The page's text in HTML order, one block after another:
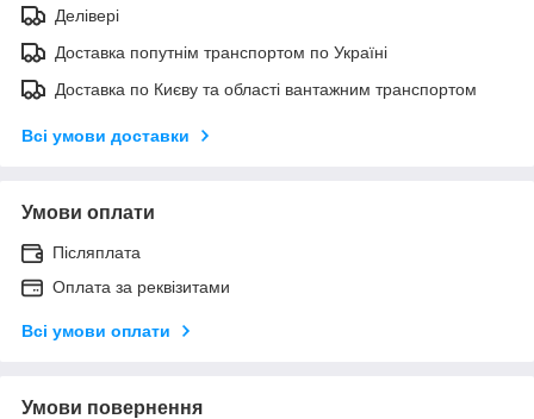
Делівері
Доставка попутнім транспортом по Україні
Доставка по Києву та області вантажним транспортом
Всі умови доставки
Умови оплати
Післяплата
Оплата за реквізитами
Всі умови оплати
Умови повернення